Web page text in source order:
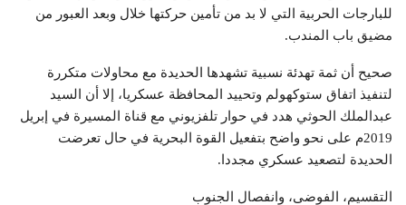
للبارجات الحربية التي لا بد من تأمين حركتها خلال وبعد العبور من
مضيق باب المندب.
صحيح أن ثمة تهدئة نسبية تشهدها الحديدة مع محاولات متكررة
لتنفيذ اتفاق ستوكهولم وتحييد المحافظة عسكريا، إلا أن السيد
عبدالملك الحوثي هدد في حوار تلفزيوني مع قناة المسيرة في إبريل
2019م على نحو واضح بتفعيل القوة البحرية في حال تعرضت
الحديدة لتصعيد عسكري مجددا.
التقسيم، الفوضى، وانفصال الجنوب